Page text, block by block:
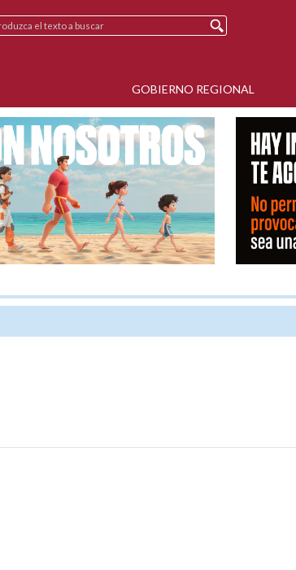
GOBIERNO REGIONAL